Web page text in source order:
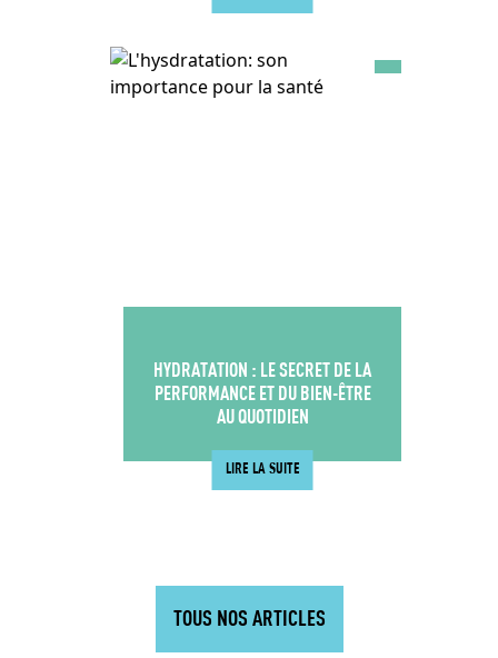
HYDRATATION : LE SECRET DE LA
PERFORMANCE ET DU BIEN-ÊTRE
AU QUOTIDIEN
LIRE LA SUITE
TOUS NOS ARTICLES